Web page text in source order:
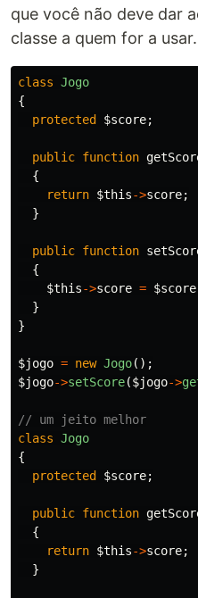
que você não deve dar
classe a quem for a usar.
class Jogo
{
protected
$score;
public function
{
return $this->score;
}
public function
{
$this->score = $score
}
}
$jogo = new Jogo();
$jogo->setScore($jogo->
// um jeito melhor
class Jogo
{
protected
$score;
public function
{
return $this->score;
}